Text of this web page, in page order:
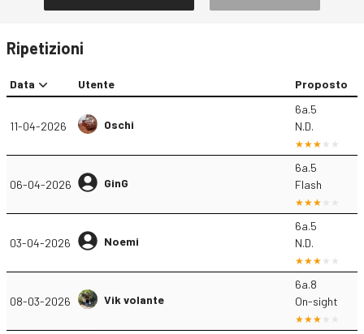
Ripetizioni
Data Utente Proposto
11-04-2026 Oschi
6a.5
N.D.
06-04-2026 GinG
6a.5
Flash
03-04-2026 Noemi
6a.5
N.D.
08-03-2026 Vik volante
6a.8
On-sight